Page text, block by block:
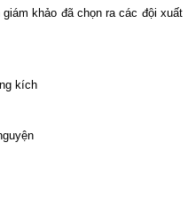
khảo đã chọn ra các đội xuất
kích